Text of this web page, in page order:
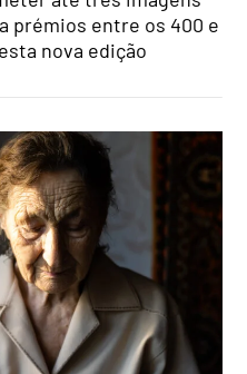
prémios entre os 400 e
nova edição